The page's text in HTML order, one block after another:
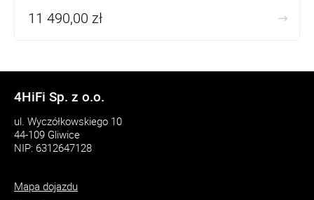
11 490,00 zł
4HiFi Sp. z o.o.
ul. Wyczółkowskiego 10
44-109 Gliwice
NIP: 6312647128
Mapa dojazdu